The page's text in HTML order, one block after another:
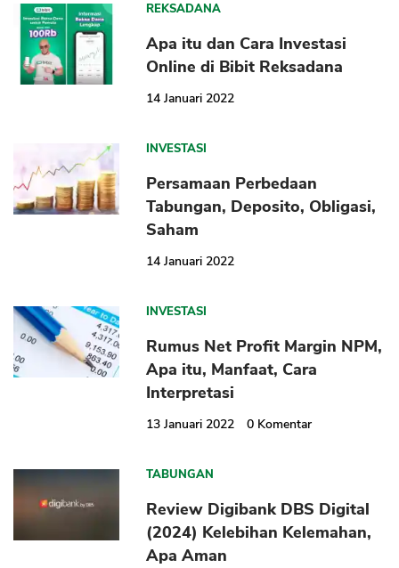
REKSADANA
Apa itu dan Cara Investasi
Online di Bibit Reksadana
14 Januari 2022
INVESTASI
Persamaan Perbedaan
Tabungan, Deposito, Obligasi,
Saham
14 Januari 2022
INVESTASI
Rumus Net Profit Margin NPM,
Apa itu, Manfaat, Cara
Interpretasi
13 Januari 2022 0 Komentar
TABUNGAN
Review Digibank DBS Digital
(2024) Kelebihan Kelemahan,
Apa Aman
CANCEL